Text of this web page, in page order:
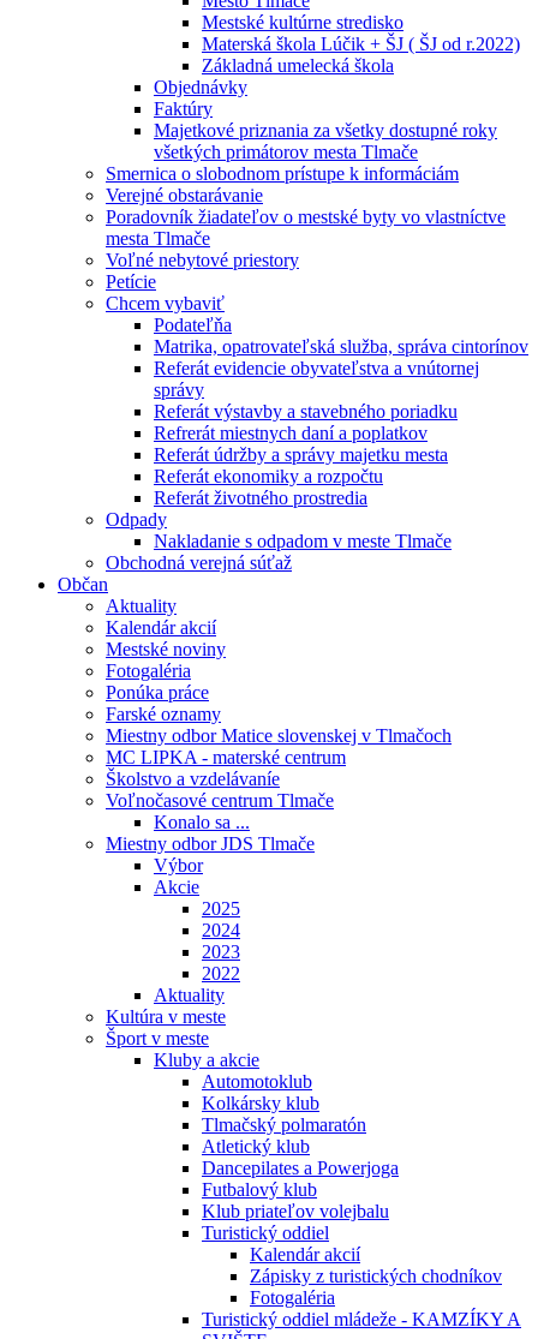
Mestské kultúrne stredisko
Materská škola Lúčik + ŠJ ( ŠJ od r.2022)
Základná umelecká škola
Objednávky
Faktúry
Majetkové priznania za všetky dostupné roky
všetkých primátorov mesta Tlmače
Smernica o slobodnom prístupe k informáciám
Verejné obstarávanie
Poradovník žiadateľov o mestské byty vo vlastníctve
mesta Tlmače
Voľné nebytové priestory
Petície
Chcem vybaviť
Podateľňa
Matrika, opatrovateľská služba, správa cintorínov
Referát evidencie obyvateľstva a vnútornej
správy
Referát výstavby a stavebného poriadku
Refrerát miestnych daní a poplatkov
Referát údržby a správy majetku mesta
Referát ekonomiky a rozpočtu
Referát životného prostredia
Odpady
Nakladanie s odpadom v meste Tlmače
Obchodná verejná súťaž
Občan
Aktuality
Kalendár akcií
Mestské noviny
Fotogaléria
Ponúka práce
Farské oznamy
Miestny odbor Matice slovenskej v Tlmačoch
MC LIPKA - materské centrum
Školstvo a vzdelávaníe
Voľnočasové centrum Tlmače
Konalo sa ...
Miestny odbor JDS Tlmače
Výbor
Akcie
2025
2024
2023
2022
Aktuality
Kultúra v meste
Šport v meste
Kluby a akcie
Automotoklub
Kolkársky klub
Tlmačský polmaratón
Atletický klub
Dancepilates a Powerjoga
Futbalový klub
Klub priateľov volejbalu
Turistický oddiel
Kalendár akcií
Zápisky z turistických chodníkov
Fotogaléria
Turistický oddiel mládeže - KAMZÍKY A